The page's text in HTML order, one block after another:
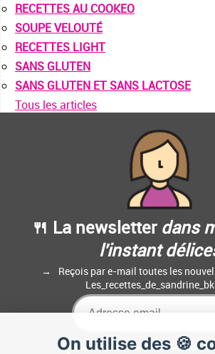
RECETTES AU COOKEO
SOUPE VELOUTÉ
RECETTES LIGHT
SANS GLUTEN
SANS GLUTEN ET SANS LACTOSE
Tous les articles
On utilise des 🍪
🍴 La newsletter dans
l'instant
Reçois par e-mail toutes les